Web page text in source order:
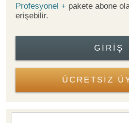
Profesyonel + pakete abone
erişebilir.
GIRIŞ
ÜCRETSİZ